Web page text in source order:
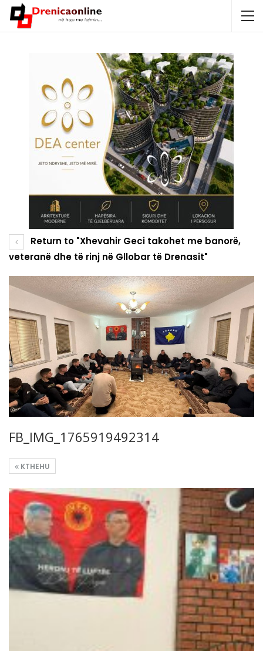
Return to "Xhevahir Geci takohet me banorë,
veteranë dhe të rinj në Gllobar të Drenasit"
FB_IMG_1765919492314
KTHEHU